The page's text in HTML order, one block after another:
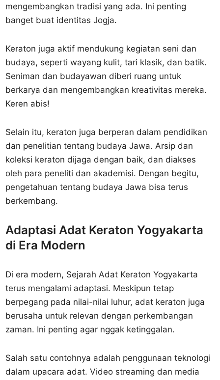
mengembangkan tradisi yang ada. Ini penting
banget buat identitas Jogja.
Keraton juga aktif mendukung kegiatan seni dan
budaya, seperti wayang kulit, tari klasik, dan batik.
Seniman dan budayawan diberi ruang untuk
berkarya dan mengembangkan kreativitas mereka.
Keren abis!
Selain itu, keraton juga berperan dalam pendidikan
dan penelitian tentang budaya Jawa. Arsip dan
koleksi keraton dijaga dengan baik, dan diakses
oleh para peneliti dan akademisi. Dengan begitu,
pengetahuan tentang budaya Jawa bisa terus
berkembang.
Adaptasi Adat Keraton Yogyakarta
di Era Modern
Di era modern, Sejarah Adat Keraton Yogyakarta
terus mengalami adaptasi. Meskipun tetap
berpegang pada nilai-nilai luhur, adat keraton juga
berusaha untuk relevan dengan perkembangan
zaman. Ini penting agar nggak ketinggalan.
Salah satu contohnya adalah penggunaan teknologi
dalam upacara adat. Video streaming dan media